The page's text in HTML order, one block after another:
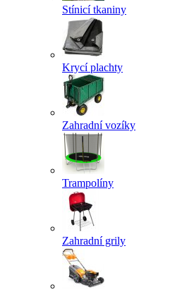
Stínicí tkaniny
Krycí plachty
Zahradní vozíky
Trampolíny
Zahradní grily